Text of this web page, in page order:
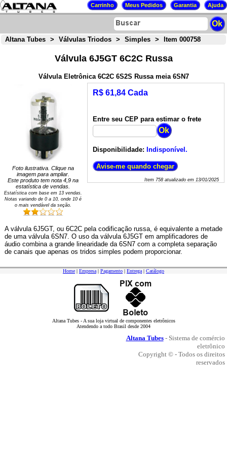
Altana Tubes > Válvulas Triodos > Simples > Item 000758
Válvula 6J5GT 6C2C Russa
Válvula Eletrônica 6C2C 6S2S Russa meia 6SN7
Foto ilustrativa. Clique na
imagem para ampliar.
Este produto tem nota 4,9na
estatística de vendas.
Estatística com base em 13vendas.
Notas variando de 0a 10, onde 10 é
o mais vendável da seção.
R$ 61,84 Cada
Entre seu CEP para estimar o frete
Disponibilidade: Indisponível.
Item 758atualizado em 13/01/2025
A válvula 6J5GT, ou 6C2C pela codificação russa, é equivalente a metade
de uma válvula 6SN7. O uso da válvula 6J5GT em amplificadores de
áudio combina a grande linearidade da 6SN7 com a completa separação
de canais que apenas os tridos simples podem proporcionar.
Home | Empresa | Pagamento | Entrega | Catálogo
Altana Tubes - A sua loja virtual de componentes eletrônicos
Atendendo a todo Brasil desde 2004
Altana Tubes- Sistema de comércio
eletrônico
Copyright © - Todos os direitos
reservados